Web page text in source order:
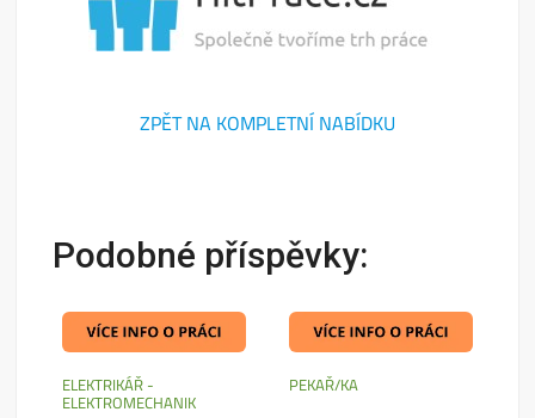
ZPĚT NA KOMPLETNÍ NABÍDKU
Podobné příspěvky:
ELEKTRIKÁŘ -
ELEKTROMECHANIK
PEKAŘ/KA